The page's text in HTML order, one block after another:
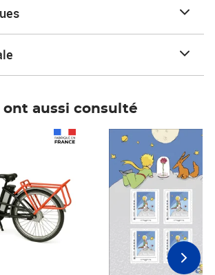
ont aussi consulté
Prix 7,50€